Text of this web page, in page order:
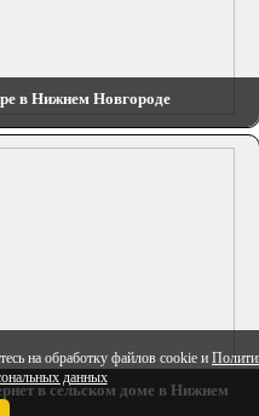
на обработку файлов cookie и
данных
в Нижнем Новгороде
в сельском доме в Нижнем